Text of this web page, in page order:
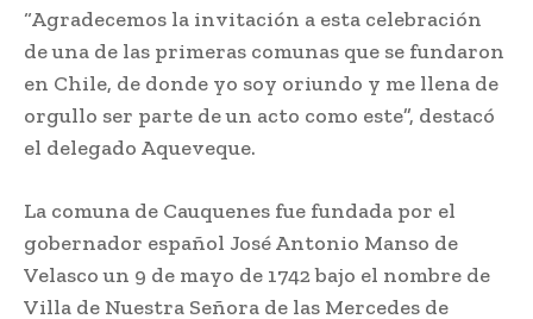
“Agradecemos la invitación a esta celebración
de una de las primeras comunas que se fundaron
en Chile, de donde yo soy oriundo y me llena de
orgullo ser parte de un acto como este”, destacó
el delegado Aqueveque.
La comuna de Cauquenes fue fundada por el
gobernador español José Antonio Manso de
Velasco un 9 de mayo de 1742 bajo el nombre de
Villa de Nuestra Señora de las Mercedes de